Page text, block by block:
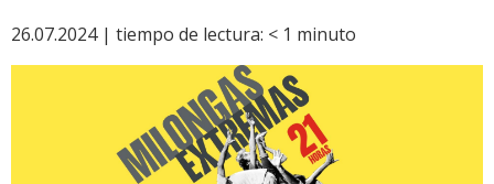
26.07.2024 | tiempo de lectura: < 1 minuto